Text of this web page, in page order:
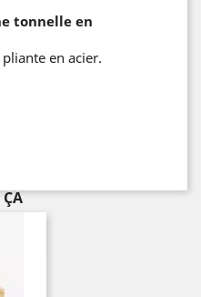
tonnelle en
en acier.